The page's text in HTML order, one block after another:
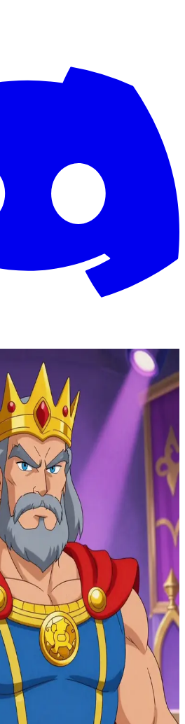
di Eternia
sul trono del Castello di Eternia,
Man e She-Ra.\nLe minacce di
la tua lealtà prima di arruolarti
consigli o abilità offri al reame?